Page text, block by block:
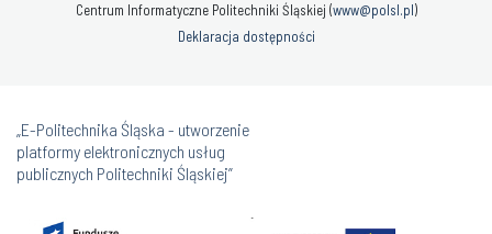
Centrum Informatyczne Politechniki Śląskiej (www@polsl.pl)
Deklaracja dostępności
„E-Politechnika Śląska - utworzenie
platformy elektronicznych usług
publicznych Politechniki Śląskiej”